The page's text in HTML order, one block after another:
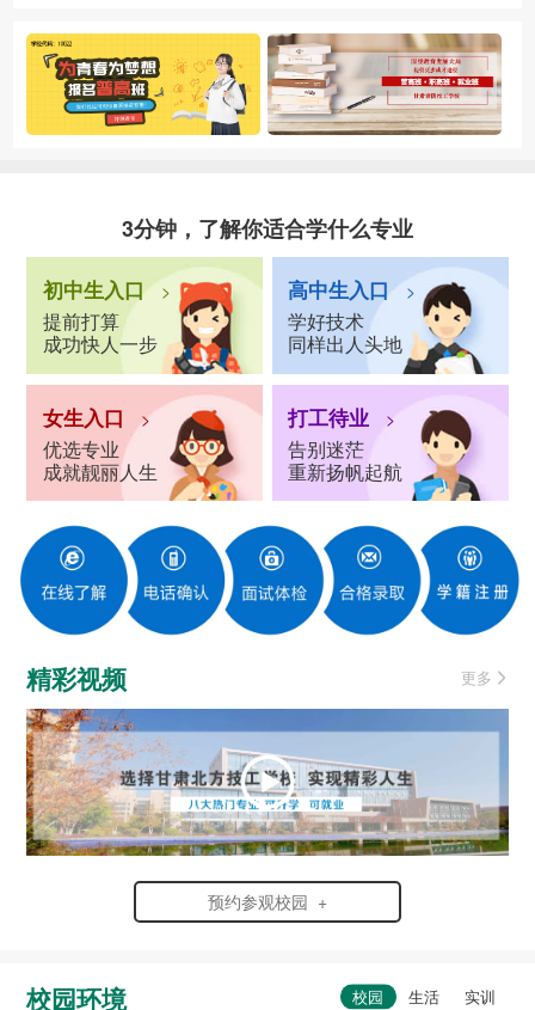
3分钟，了解你适合学什么专业
初中生入口 >
提前打算
成功快人一步
高中生入口 >
学好技术
同样出人头地
女生入口 >
优选专业
成就靓丽人生
打工待业 >
告别迷茫
重新扬帆起航
精彩视频 更多
预约参观校园 +
校园环境